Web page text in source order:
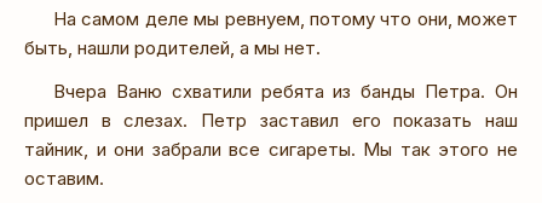
На самом деле мы ревнуем, потому что они, может
быть, нашли родителей, а мы нет.
Вчера Ваню схватили ребята из банды Петра. Он
пришел в слезах. Петр заставил его показать наш
тайник, и они забрали все сигареты. Мы так этого не
оставим.